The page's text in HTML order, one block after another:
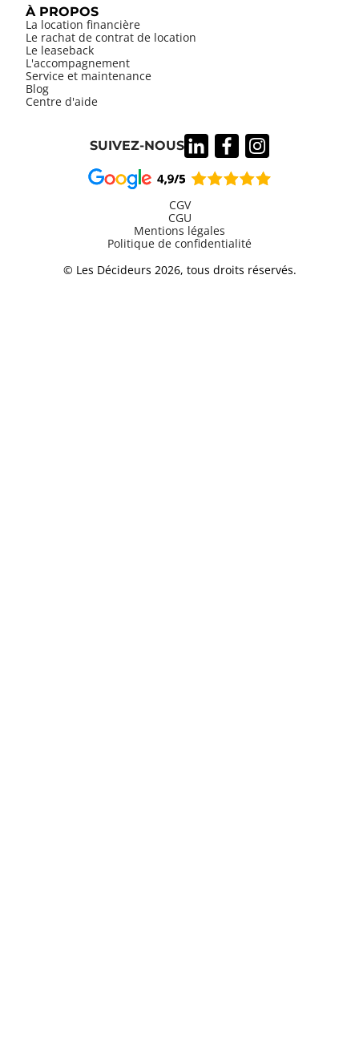
À PROPOS
La location financière
Le rachat de contrat de location
Le leaseback
L'accompagnement
Service et maintenance
Blog
Centre d'aide
SUIVEZ-NOUS
Information
CGV
CGU
Mentions légales
Politique de confidentialité
© Les Décideurs 2026, tous droits réservés.